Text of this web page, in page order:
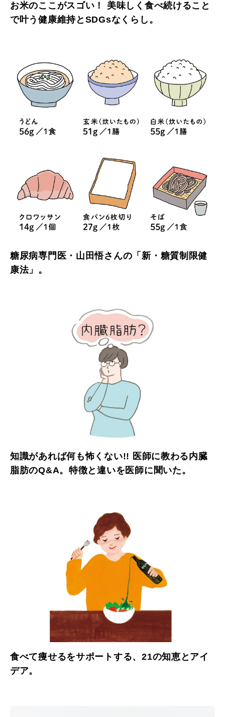
お米のここがスゴい！ 美味しく食べ続けること
で叶う健康維持とSDGsなくらし。
糖尿病専門医・山田悟さんの「新・糖質制限健
康法」。
知識があれば何も怖くない!! 医師に教わる内臓
脂肪のQ&A。特徴と違いを医師に聞いた。
食べて痩せるをサポートする、21の知恵とアイ
デア。